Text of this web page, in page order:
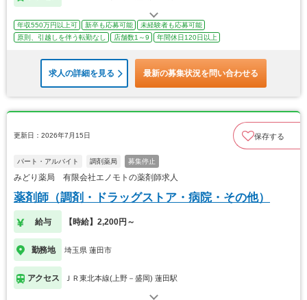
年収550万円以上可 新卒も応募可能
未経験者も応募可能
原則、引越しを伴う転勤なし
店舗数1～9 年間休日120日以上
求人の詳細を見る 最新の募集状況を問い合わせる
更新日：2026年7月15日 保存する
パート・アルバイト 調剤薬局 募集停止
みどり薬局 有限会社エノモトの薬剤師求人
薬剤師（調剤・ドラッグストア・病院・その他）
給与 【時給】2,200円～
勤務地 埼玉県 蓮田市
アクセス ＪＲ東北本線(上野－盛岡) 蓮田駅